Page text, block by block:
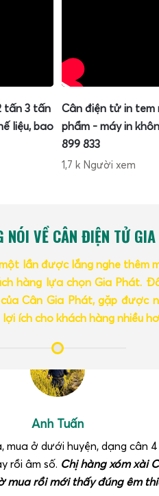
tấn 3 tấn
liệu, bao
Cân điện tử in tem
phẩm - máy in
899 833
1,7 k Người xem
NÓI VỀ CÂN ĐIỆN TỬ
lần được lắng nghe thêm
hàng lựa chọn Gia Phát.
Cân Gia Phát, gặp được
ích cho khách hàng nhiều
Anh Tuấn
mua ở dưới huyện, dạng cân
rồi âm số. Chị hàng xóm xài
mua rồi mới thấy đúng êm